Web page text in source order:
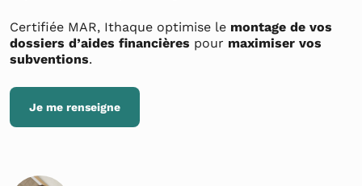
Certifiée MAR, Ithaque optimise le montage de vos
dossiers d’aides financières pour maximiser vos
subventions.
Je me renseigne